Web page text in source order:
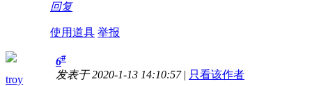
回复
使用道具 举报
troy
6#
发表于 2020-1-13 14:10:57 | 只看该作者